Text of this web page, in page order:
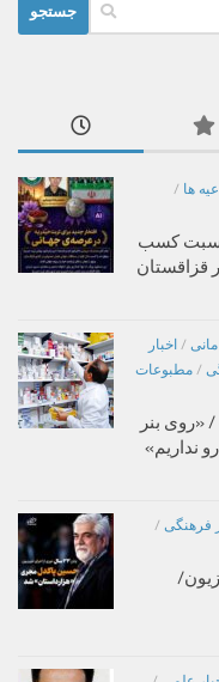
ها /
کسب
قزاقستان
/ اخبار
/ مطبوعات
«روی بنر
نداریم»
فرهنگی /
در تلویزیون/